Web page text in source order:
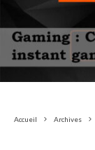
Accueil Archives